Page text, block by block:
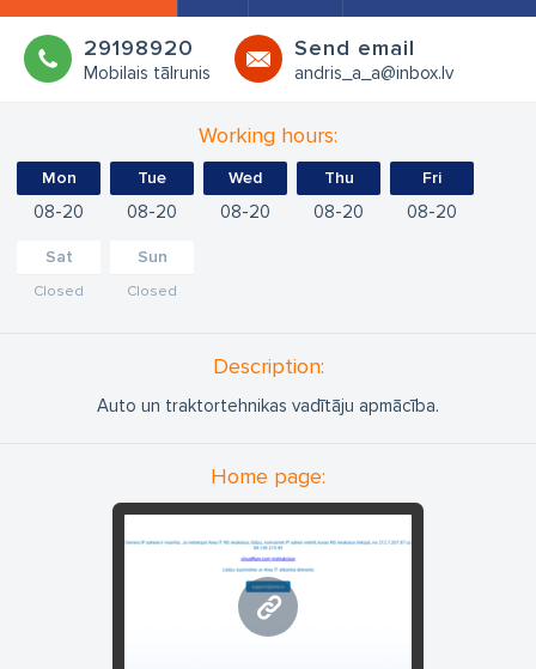
29198920
Mobilais tālrunis
Send email
andris_a_a@inbox.lv
Working hours:
Mon
08 20
Tue
08 20
Wed
08 20
Thu
08 20
Fri
08 20
Sat
Closed
Sun
Closed
Description:
Auto un traktortehnikas vadītāju apmācība.
Home page: